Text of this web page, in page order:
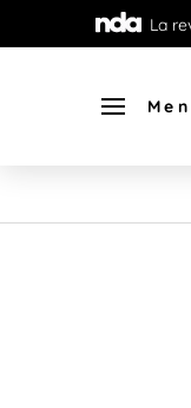
La